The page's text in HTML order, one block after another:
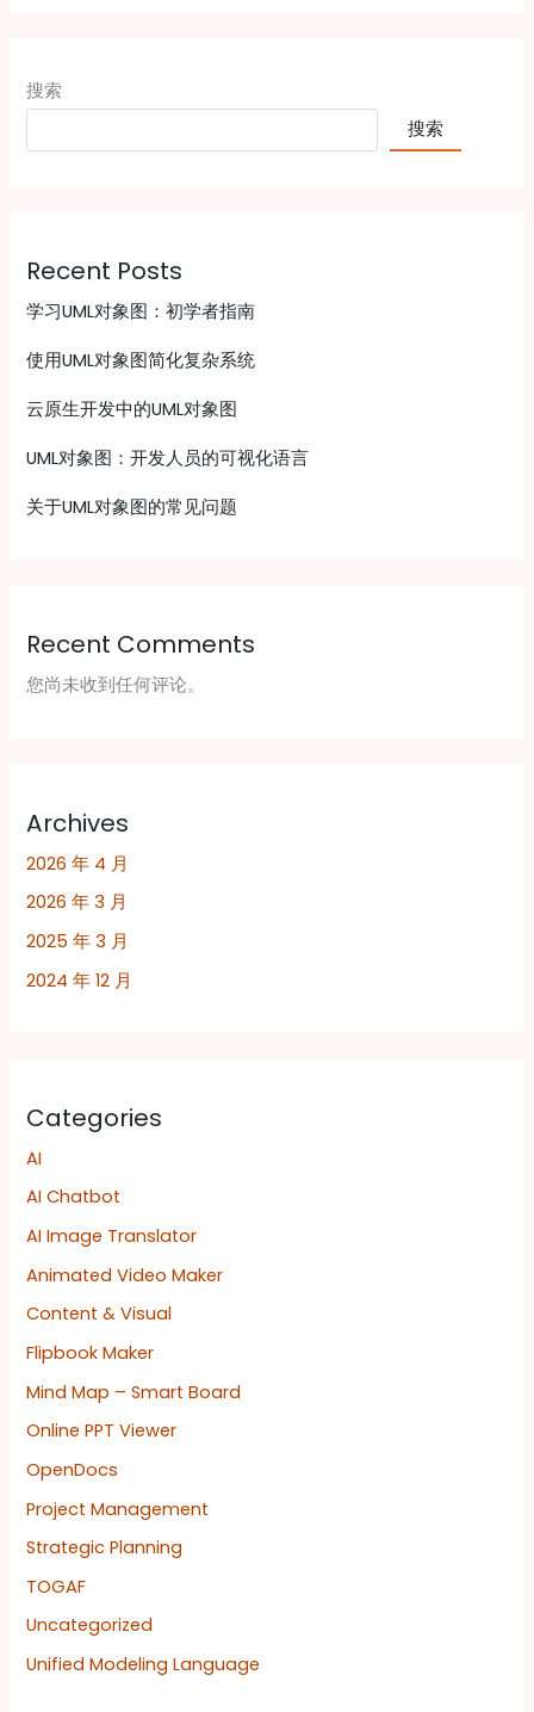
搜索
搜索
Recent Posts
学习UML对象图：初学者指南
使用UML对象图简化复杂系统
云原生开发中的UML对象图
UML对象图：开发人员的可视化语言
关于UML对象图的常见问题
Recent Comments
您尚未收到任何评论。
Archives
2026 年 4 月
2026 年 3 月
2025 年 3 月
2024 年 12 月
Categories
AI
AI Chatbot
AI Image Translator
Animated Video Maker
Content & Visual
Flipbook Maker
Mind Map – Smart Board
Online PPT Viewer
OpenDocs
Project Management
Strategic Planning
TOGAF
Uncategorized
Unified Modeling Language